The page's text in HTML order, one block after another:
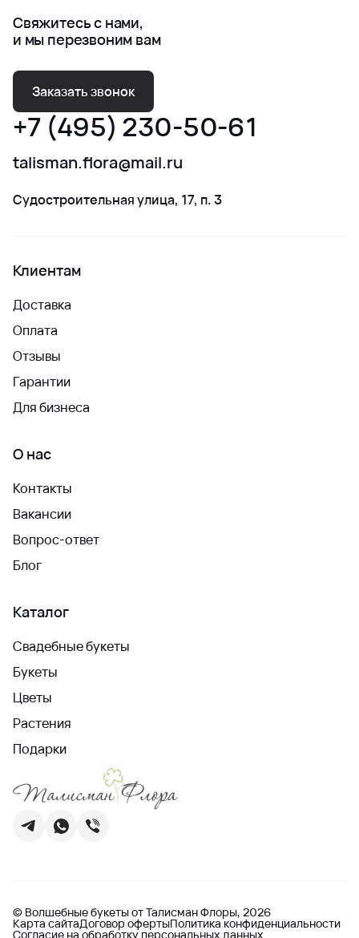
Свяжитесь с нами,
и мы перезвоним вам
Заказать звонок
+7 (495) 230-50-61
talisman.flora@mail.ru
Судостроительная улица, 17, п. 3
Клиентам
Доставка
Оплата
Отзывы
Гарантии
Для бизнеса
О нас
Контакты
Вакансии
Вопрос-ответ
Блог
Каталог
Свадебные букеты
Букеты
Цветы
Растения
Подарки
© Волшебные букеты от Талисман Флоры, 2026
Карта сайтаДоговор офертыПолитика конфиденциальности
Согласие на обработку персональных данных